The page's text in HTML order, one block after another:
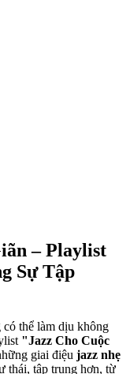
– Playlist
Sự Tập
có thể làm dịu không
"Jazz Cho Cuộc
giai điệu jazz nhẹ
thái, tập trung hơn, từ